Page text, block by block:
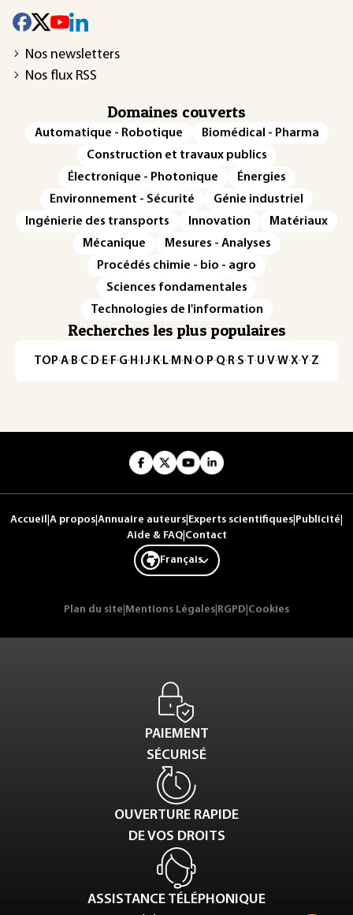
Nos newsletters
Nos flux RSS
Domaines couverts
Automatique - Robotique
Biomédical - Pharma
Construction et travaux publics
Électronique - Photonique
Énergies
Environnement - Sécurité
Génie industriel
Ingénierie des transports
Innovation
Matériaux
Mécanique
Mesures - Analyses
Procédés chimie - bio - agro
Sciences fondamentales
Technologies de l'information
Recherches les plus populaires
TOP·A·B·C· D· E· F·G· H · ·J· K· L· M · N ·O· P·Q· R·S·T·U·V·W·X·Y·Z
Accueil A propos Annuaire auteurs Experts scientifiques Publicité
Aide & FAQ| Contact
Français
Plan du site Mentions Légales RGPD Cookies
PAIEMENT
SÉCURISÉ
OUVERTURE RAPIDE
DE VOS DROITS
ASSISTANCE TÉLÉPHONIQUE